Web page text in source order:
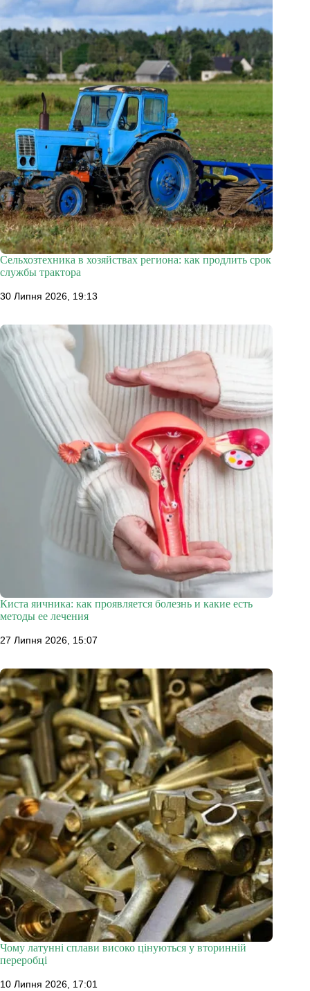
Сельхозтехника в хозяйствах региона: как продлить срок
службы трактора
30 Липня 2026, 19:13
Киста яичника: как проявляется болезнь и какие есть
методы ее лечения
27 Липня 2026, 15:07
Чому латунні сплави високо цінуються у вторинній
переробці
10 Липня 2026, 17:01